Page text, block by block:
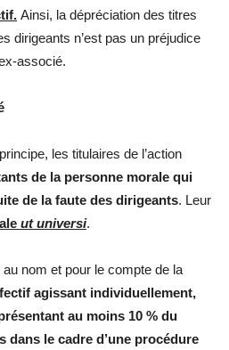
Ainsi, la dépréciation des titres
dirigeants n’est pas un préjudice
associé.
les titulaires de l’action
de la personne morale qui
de la faute des dirigeants. Leur
ut universi.
nom et pour le compte de la
agissant individuellement,
au moins 10 % du
dans le cadre d’une procédure